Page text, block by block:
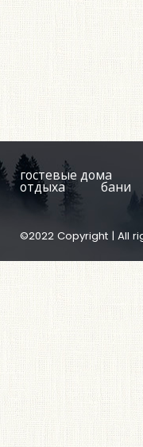
гостевые дома
отдыха бани
©2022 Copyright | All